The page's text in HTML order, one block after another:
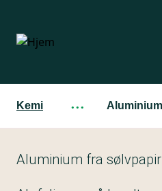
hovedindhold
Kemi ···
Aluminium fra